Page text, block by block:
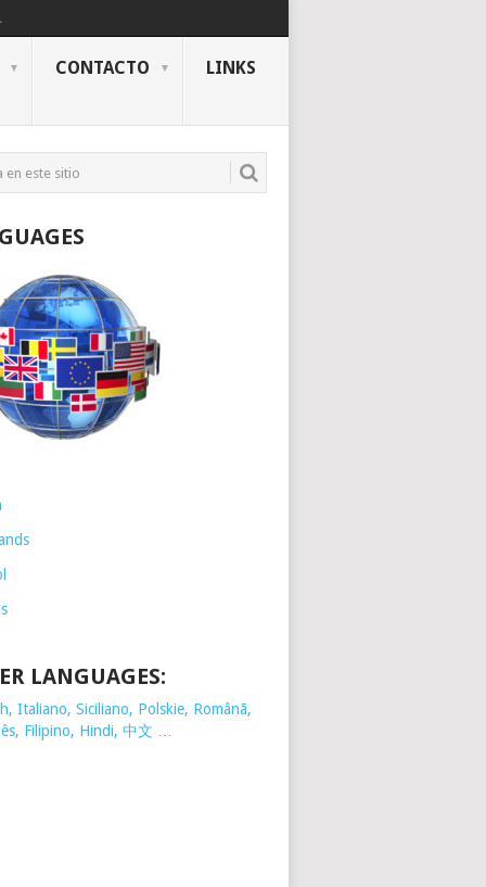
CONTACTO LINKS
LANGUAGES:
Italiano, Siciliano, Polskie, Românã,
Filipino, Hindi, 中文 …